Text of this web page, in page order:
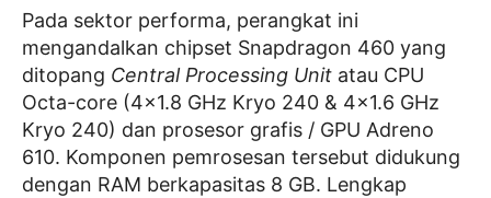
Pada sektor performa, perangkat ini
mengandalkan chipset Snapdragon 460 yang
ditopang Central Processing Unit atau CPU
Octa-core (4×1.8 GHz Kryo 240 & 4×1.6 GHz
Kryo 240) dan prosesor grafis / GPU Adreno
610. Komponen pemrosesan tersebut didukung
dengan RAM berkapasitas 8 GB. Lengkap